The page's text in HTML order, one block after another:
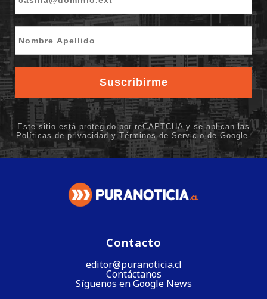
Contacto
editor@puranoticia.cl
Contáctanos
Síguenos en Google News